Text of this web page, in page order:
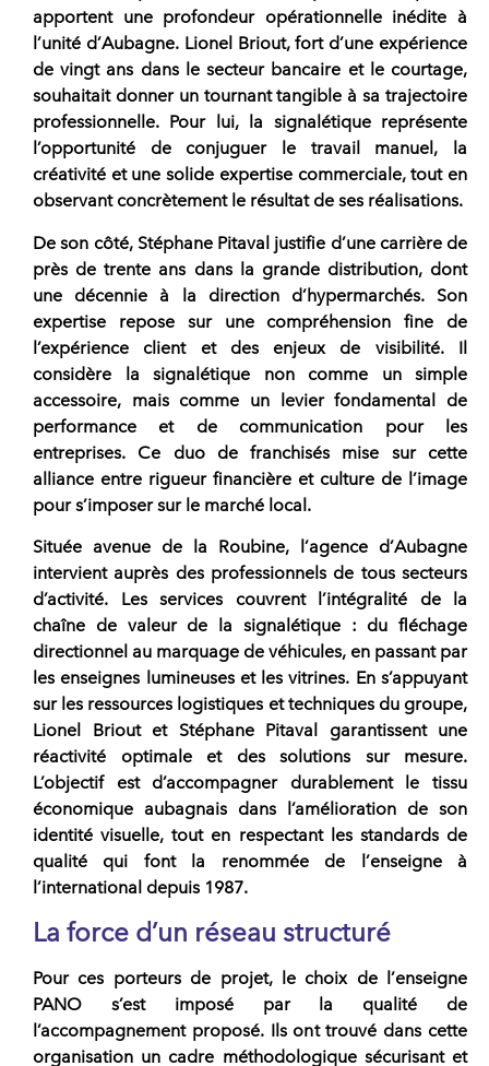
apportent une profondeur opérationnelle inédite à
l’unité d’Aubagne. Lionel Briout, fort d’une expérience
de vingt ans dans le secteur bancaire et le courtage,
souhaitait donner un tournant tangible à sa trajectoire
professionnelle. Pour lui, la signalétique représente
l’opportunité de conjuguer le travail manuel, la
créativité et une solide expertise commerciale, tout en
observant concrètement le résultat de ses réalisations.
De son côté, Stéphane Pitaval justifie d’une carrière de
près de trente ans dans la grande distribution, dont
une décennie à la direction d’hypermarchés. Son
expertise repose sur une compréhension fine de
l’expérience client et des enjeux de visibilité. Il
considère la signalétique non comme un simple
accessoire, mais comme un levier fondamental de
performance et de communication pour les
entreprises. Ce duo defranchisés mise sur cette
alliance entre rigueur financière et culture de l’image
pour s’imposer sur le marché local.
Située avenue de la Roubine, l’agence d’Aubagne
intervient auprès des professionnels de tous secteurs
d’activité. Les services couvrent l’intégralité de la
chaîne de valeur de la signalétique: du fléchage
directionnel au marquage de véhicules, en passant par
les enseignes lumineuses et les vitrines. En s’appuyant
sur les ressources logistiques et techniques du groupe,
Lionel Brioutet Stéphane Pitaval garantissent une
réactivité optimale et des solutions sur mesure.
L’objectif est d’accompagner durablement le tissu
économique aubagnais dans l’amélioration de son
identité visuelle, tout en respectant les standards de
qualité qui font la renommée de l’enseigneà
l’international depuis 1987.
La force d’un réseau structuré
Pour ces porteurs de projet, le choix de l’enseigne
PANO s’est imposé par la qualité de
l’accompagnement proposé. Ils ont trouvé dans cette
organisation un cadre méthodologique sécurisant et